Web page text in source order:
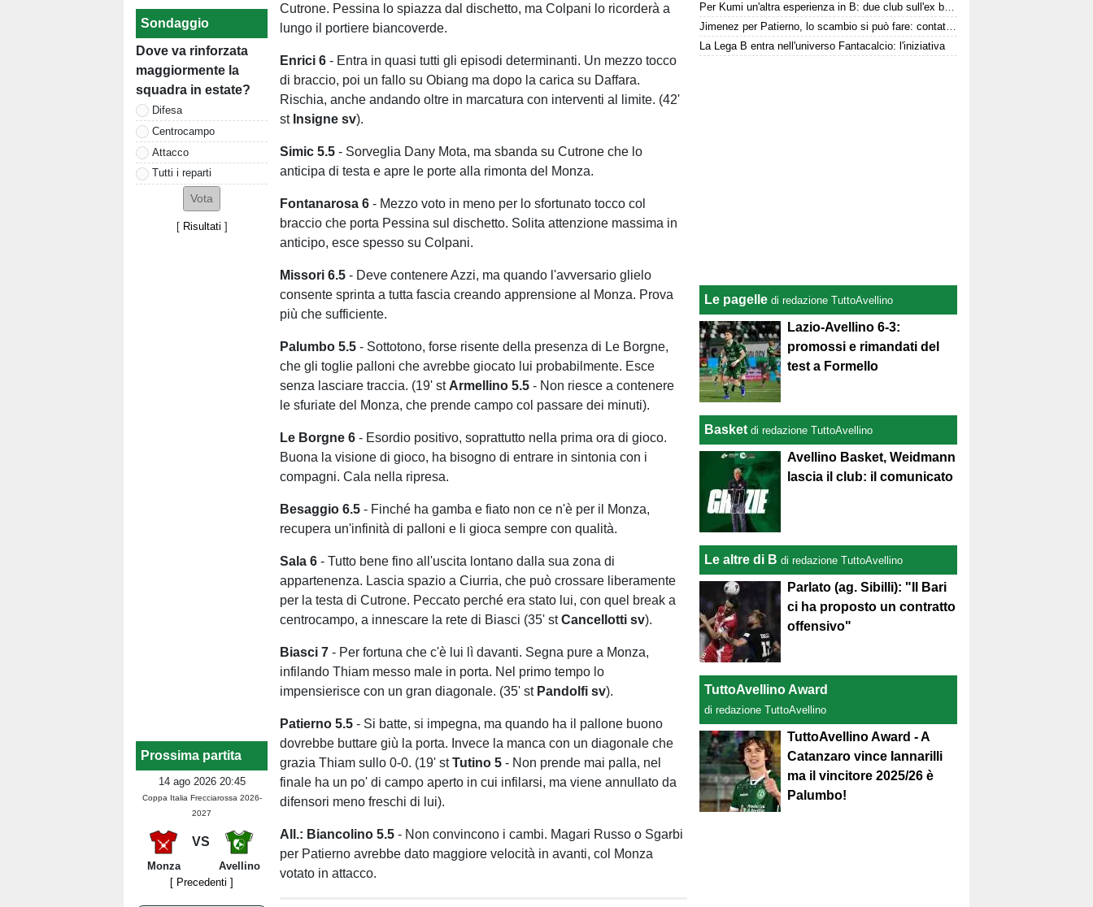
Sondaggio
Dove va rinforzata
maggiormente la
squadra in estate?
Difesa
Centrocampo
Attacco
Tutti i reparti
[ Risultati ]
Prossima partita
14 ago 2026 20:45
Coppa Italia Frecciarossa 2026-
2027
VS
Monza
Avellino
[ Precedenti ]
Cutrone. Pessina lo spiazza dal dischetto, ma Colpani lo ricorderà a
lungo il portiere biancoverde.
Enrici 6 - Entra in quasi tutti gli episodi determinanti. Un mezzo tocco
di braccio, poi un fallo su Obiang ma dopo la carica su Daffara.
Rischia, anche andando oltre in marcatura con interventi al limite. (42'
st Insigne sv).
Simic 5.5 - Sorveglia Dany Mota, ma sbanda su Cutrone che lo
anticipa di testa e apre le porte alla rimonta del Monza.
Fontanarosa 6- Mezzo voto in meno per lo sfortunato tocco col
braccio che porta Pessina sul dischetto. Solita attenzione massima in
anticipo, esce spesso su Colpani.
Missori 6.5 - Deve contenere Azzi, ma quando l'avversario glielo
consente sprinta a tutta fascia creando apprensione al Monza. Prova
più che sufficiente.
Palumbo 5.5 - Sottotono, forse risente della presenza di Le Borgne,
che gli toglie palloni che avrebbe giocato lui probabilmente. Esce
senza lasciare traccia. (19' st Armellino 5.5- Non riesce a contenere
le sfuriate del Monza, che prende campo col passare dei minuti).
Le Borgne 6 - Esordio positivo, soprattutto nella prima ora di gioco.
Buona la visione di gioco, ha bisogno di entrare in sintonia con i
compagni. Cala nella ripresa.
Besaggio 6.5- Finché ha gamba e fiato non ce n'è per il Monza,
recupera un'infinità di palloni e li gioca sempre con qualità.
Sala 6 - Tutto bene fino all'uscita lontano dalla sua zona di
appartenenza. Lascia spazio a Ciurria, che può crossare liberamente
per la testa di Cutrone. Peccato perché era stato lui, con quel break a
centrocampo, a innescare la rete di Biasci (35' stCancellotti sv).
Biasci 7- Per fortuna che c'è lui lì davanti. Segna pure a Monza,
infilando Thiam messo male in porta. Nel primo tempo lo
impensierisce con un gran diagonale. (35' st Pandolfi sv).
Patierno 5.5 - Si batte, si impegna, ma quando ha il pallone buono
dovrebbe buttare giù la porta. Invece la manca con un diagonale che
grazia Thiam sullo 0-0. (19' stTutino 5 - Non prende mai palla, nel
finale ha un po' di campo aperto in cui infilarsi, ma viene annullato da
difensori meno freschi di lui).
All.: Biancolino 5.5 - Non convincono i cambi. Magari Russo o Sgarbi
per Patierno avrebbe dato maggiore velocità in avanti, col Monza
votato in attacco.
Per Kumi un'altra esperienza in B: due club sull'ex biancoverde
Jimenez per Patierno, lo scambio si può fare: contatti tra Avellino e Catania
La Lega B entra nell'universo Fantacalcio: l'iniziativa
Le pagelle di redazione TuttoAvellino
Lazio-Avellino 6-3:
promossi e rimandati del
test a Formello
Basket di redazione TuttoAvellino
Avellino Basket, Weidmann
lascia il club: il comunicato
Le altre di B di redazione TuttoAvellino
Parlato (ag. Sibilli): "Il Bari
ci ha proposto un contratto
offensivo"
TuttoAvellino Award
di redazione TuttoAvellino
TuttoAvellino Award - A
Catanzaro vince Iannarilli
ma il vincitore 2025/26 è
Palumbo!